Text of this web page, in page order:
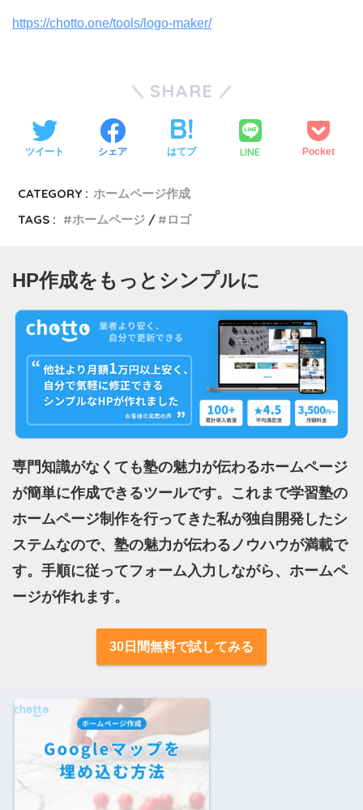
https://chotto.one/tools/logo-maker/
SHARE
ツイート シェア はてブ LINE Pocket
CATEGORY : ホームページ作成
TAGS :
ホームページ ロゴ
HP作成をもっとシンプルに
専門知識がなくても塾の魅力が伝わるホームページ
が簡単に作成できるツールです。これまで学習塾の
ホームページ制作を行ってきた私が独自開発したシ
ステムなので、塾の魅力が伝わるノウハウが満載で
す。手順に従ってフォーム入力しながら、ホームペ
ージが作れます。
30日間無料で試してみる